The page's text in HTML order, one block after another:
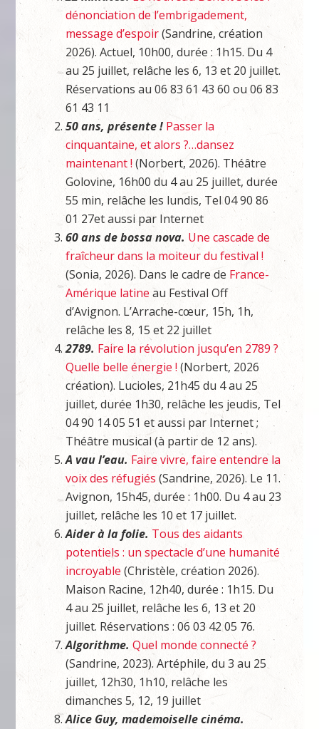
dénonciation de l’embrigadement,
message d’espoir(Sandrine, création
2026). Actuel, 10h00, durée : 1h15. Du 4
au 25 juillet, relâche les 6, 13 et 20 juillet.
Réservations au 06 83 61 43 60 ou 06 83
61 43 11
50 ans, présente ! Passer la
cinquantaine, et alors ?…dansez
maintenant !(Norbert, 2026). Théâtre
Golovine, 16h00 du 4 au 25 juillet, durée
55 min, relâche les lundis, Tel 04 90 86
01 27et aussi par Internet
60 ans de bossa nova. Une cascade de
fraîcheur dans la moiteur du festival !
(Sonia, 2026). Dans le cadre de France-
Amérique latine au Festival Off
d’Avignon. L’Arrache-cœur, 15h, 1h,
relâche les 8, 15 et 22 juillet
2789. Faire la révolution jusqu’en 2789 ?
Quelle belle énergie ! (Norbert, 2026
création). Lucioles, 21h45 du 4 au 25
juillet, durée 1h30, relâche les jeudis, Tel
04 90 14 05 51 et aussi par Internet ;
Théâtre musical (à partir de 12 ans).
A vau l’eau. Faire vivre, faire entendre la
voix des réfugiés (Sandrine, 2026). Le 11.
Avignon, 15h45, durée : 1h00. Du 4 au 23
juillet, relâche les 10 et 17 juillet.
Aider à la folie. Tous des aidants
potentiels : un spectacle d’une humanité
incroyable (Christèle, création 2026).
Maison Racine, 12h40, durée : 1h15. Du
4 au 25 juillet, relâche les 6, 13 et 20
juillet. Réservations : 06 03 42 05 76.
Algorithme. Quel monde connecté ?
(Sandrine, 2023). Artéphile, du 3 au 25
juillet, 12h30, 1h10, relâche les
dimanches 5, 12, 19 juillet
Alice Guy, mademoiselle cinéma.